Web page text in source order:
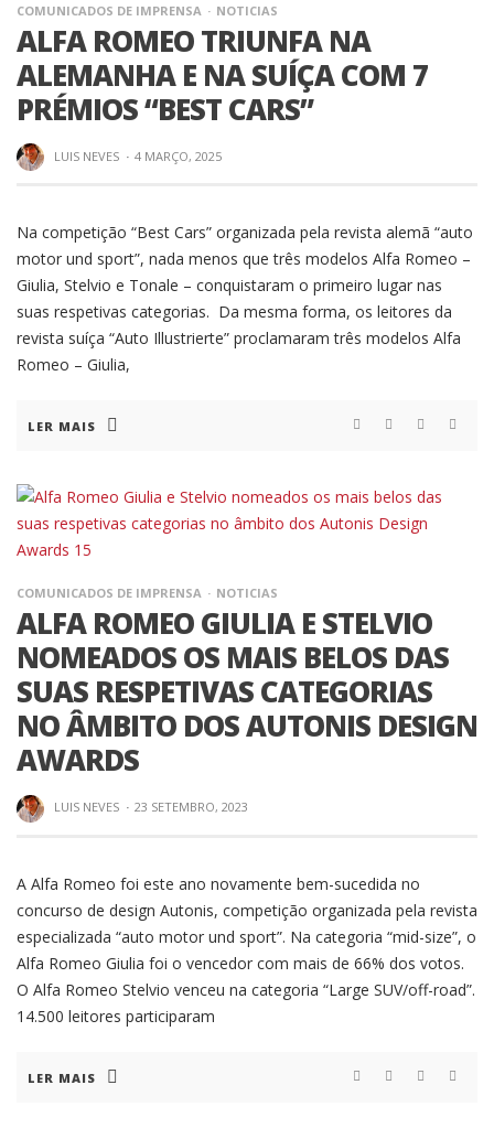
COMUNICADOS DE IMPRENSA NOTICIAS
ALFA ROMEO TRIUNFA NA
ALEMANHA E NA SUÍÇA COM 7
PRÉMIOS “BEST CARS”
LUIS NEVES · 4 MARÇO, 2025
Na competição “Best Cars” organizada pela revista alemã “auto
motor und sport”, nada menos que três modelos Alfa Romeo –
Giulia, Stelvio e Tonale – conquistaram o primeiro lugar nas
suas respetivas categorias. Da mesma forma, os leitores da
revista suíça “Auto Illustrierte” proclamaram três modelos Alfa
Romeo – Giulia,
LER MAIS
COMUNICADOS DE IMPRENSA NOTICIAS
ALFA ROMEO GIULIA E STELVIO
NOMEADOS OS MAIS BELOS DAS
SUAS RESPETIVAS CATEGORIAS
NO ÂMBITO DOS AUTONIS DESIGN
AWARDS
LUIS NEVES · 23 SETEMBRO, 2023
A Alfa Romeo foi este ano novamente bem-sucedida no
concurso de design Autonis, competição organizada pela revista
especializada “auto motor und sport”. Na categoria “mid-size”, o
Alfa Romeo Giulia foi o vencedor com mais de 66% dos votos.
O Alfa Romeo Stelvio venceu na categoria “Large SUV/off-road”.
14.500 leitores participaram
LER MAIS